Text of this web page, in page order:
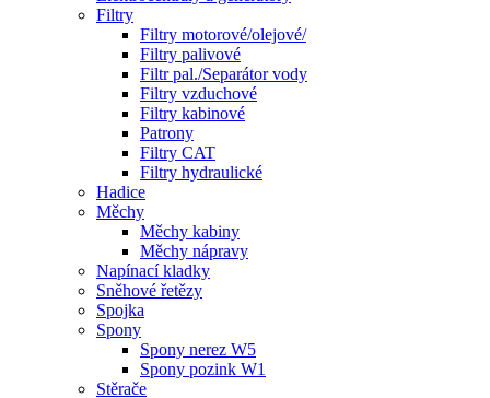
Filtry
Filtry motorové/olejové/
Filtry palivové
Filtr pal./Separátor vody
Filtry vzduchové
Filtry kabinové
Patrony
Filtry CAT
Filtry hydraulické
Hadice
Měchy
Měchy kabiny
Měchy nápravy
Napínací kladky
Sněhové řetězy
Spojka
Spony
Spony nerez W5
Spony pozink W1
Stěrače